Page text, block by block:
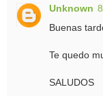
Unknown
Buenas
Te quedo
SALUDOS